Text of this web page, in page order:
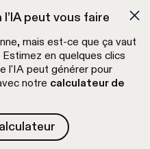
l’IA peut vous faire
mais est-ce que ça vaut
en quelques clics
l'IA peut générer pour
notre calculateur de